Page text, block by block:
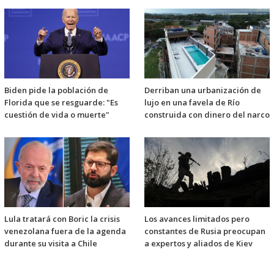
Biden pide la población de
Florida que se resguarde: "Es
cuestión de vida o muerte"
Derriban una urbanización de
lujo en una favela de Río
construida con dinero del narco
Lula tratará con Boric la crisis
venezolana fuera de la agenda
durante su visita a Chile
Los avances limitados pero
constantes de Rusia preocupan
a expertos y aliados de Kiev